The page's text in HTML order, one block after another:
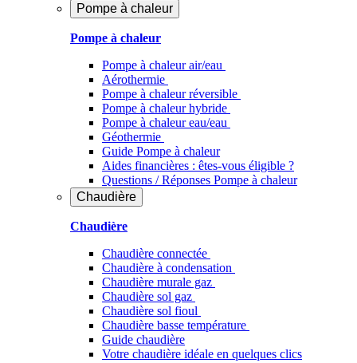
Pompe à chaleur
Pompe à chaleur
Pompe à chaleur air/eau
Aérothermie
Pompe à chaleur réversible
Pompe à chaleur hybride
Pompe à chaleur​ eau/eau
Géothermie
Guide Pompe à chaleur
Aides financières : êtes-vous éligible ?
Questions / Réponses Pompe à chaleur
Chaudière
Chaudière
Chaudière connectée
Chaudière à condensation
Chaudière murale gaz
Chaudière sol gaz
Chaudière sol fioul
Chaudière basse température
Guide chaudière
Votre chaudière idéale en quelques clics